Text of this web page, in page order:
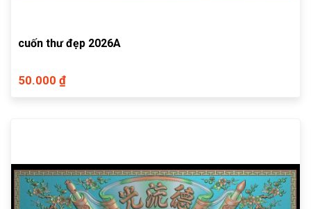
cuốn thư đẹp 2026A
50.000 ₫